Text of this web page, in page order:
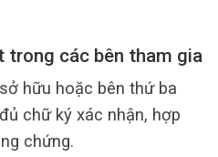
trong các bên tham gia
hữu hoặc bên thứ ba
chữ ký xác nhận, hợp
chứng.